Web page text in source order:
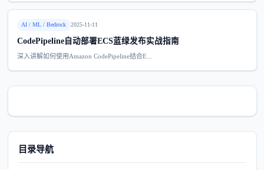
AI / ML / Bedrock 2025-11-11
CodePipeline自动部署ECS蓝绿发布实战指南
深入讲解如何使用Amazon CodePipeline结合E...
目录导航